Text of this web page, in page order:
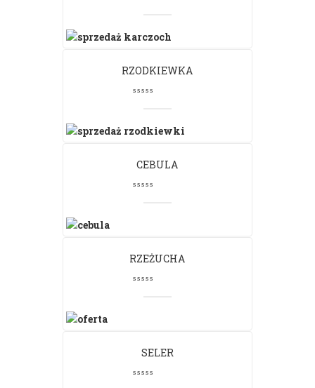
RZODKIEWKA
CEBULA
RZEŻUCHA
SELER